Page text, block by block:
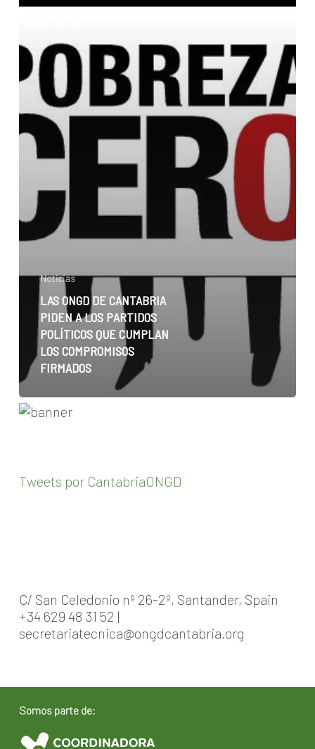
QUE
CUMPLAN
LOS
COMPROMISOS
FIRMADOS
Noticias
LAS ONGD DE CANTABRIA
PIDEN A LOS PARTIDOS
POLÍTICOS QUE CUMPLAN
LOS COMPROMISOS
FIRMADOS
Tweets por CantabriaONGD
C/ San Celedonio nº 26-2º, Santander, Spain
+34 629 48 31 52 |
secretariatecnica@ongdcantabria.org
Somos parte de: